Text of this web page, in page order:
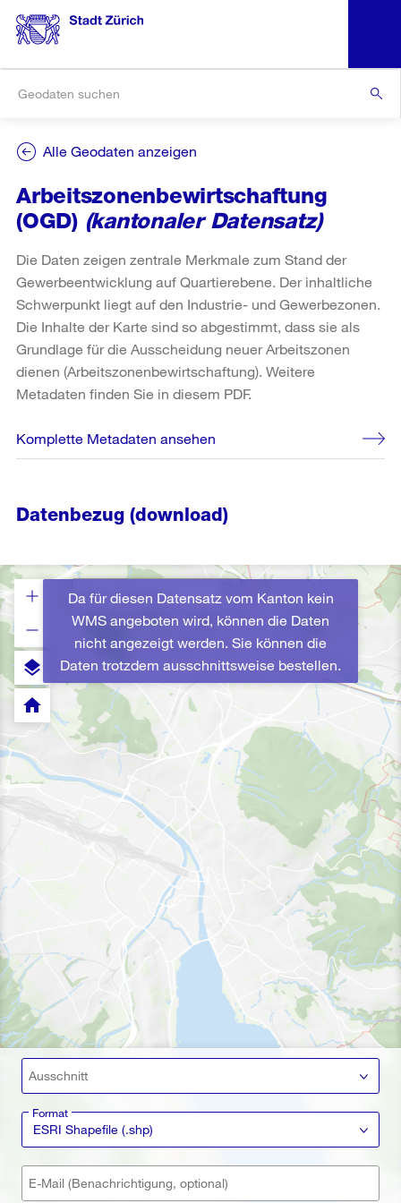
Alle Geodaten anzeigen
Arbeitszonenbewirtschaftung
(OGD) (kantonaler Datensatz)
Die Daten zeigen zentrale Merkmale zum Stand der
Gewerbeentwicklung auf Quartierebene. Der inhaltliche
Schwerpunkt liegt auf den Industrie- und Gewerbezonen.
Die Inhalte der Karte sind so abgestimmt, dass sie als
Grundlage für die Ausscheidung neuer Arbeitszonen
dienen (Arbeitszonenbewirtschaftung). Weitere
Metadaten finden Sie in diesem PDF.
Komplette Metadaten ansehen
Datenbezug (download)
Da für diesen Datensatz vom Kanton kein
WMS angeboten wird, können die Daten
nicht angezeigt werden. Sie können die
Daten trotzdem ausschnittsweise bestellen.
layers
home
Ausschnitt
Format
ESRI Shapefile (.shp)
E-Mail (Benachrichtigung, optional)